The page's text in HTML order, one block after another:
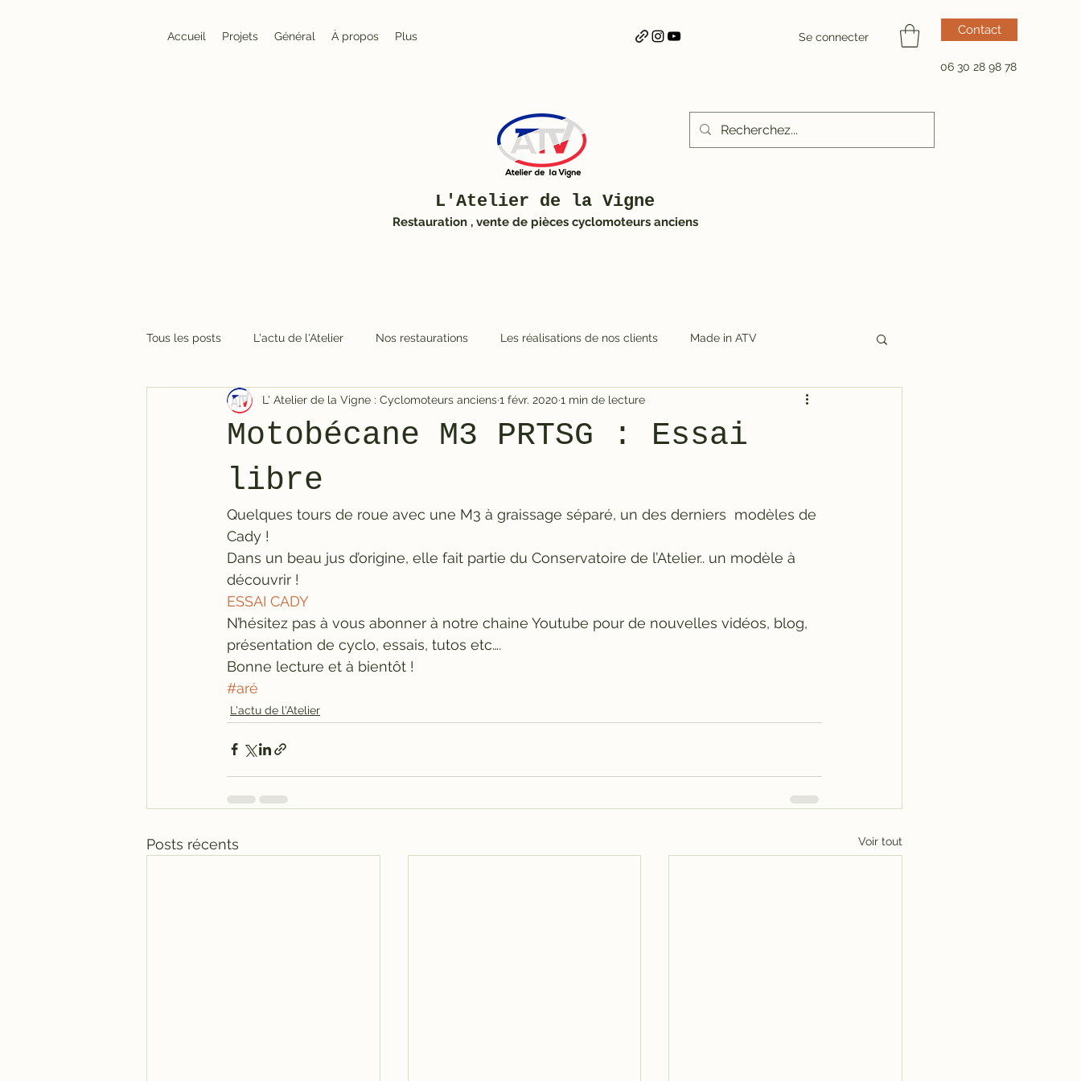
Accueil Projets Général À propos Plus Se connecter Contact
06 30 28 98 78
L'Atelier de la Vigne
Restauration , vente de pièces cyclomoteurs anciens
Tous les posts L'actu de l'Atelier Nos restaurations Les réalisations de nos clients Made in ATV
Motobécane M3 PRTSG : Essai
libre
L' Atelier de la Vigne : Cyclomoteurs anciens1 févr. 2020 1 min de lecture
Quelques tours de roue avec une M3 à graissage séparé, un des derniers  modèles de
Cady !
Dans un beau jus d’origine, elle fait partie du Conservatoire de l’Atelier.. un modèle à
découvrir !
ESSAI CADY
N’hésitez pas à vous abonner à notre chaine Youtube pour de nouvelles vidéos, blog,
présentation de cyclo, essais, tutos etc….
Bonne lecture et à bientôt !
#aré
L'actu de l'Atelier
Posts récents Voir tout